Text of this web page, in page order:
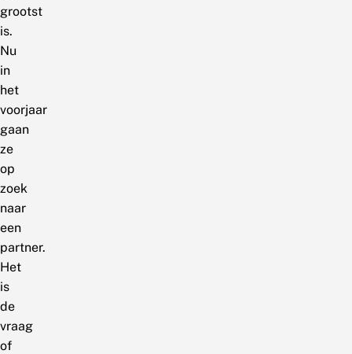
grootst
is.
Nu
in
het
voorjaar
gaan
ze
op
zoek
naar
een
partner.
Het
is
de
vraag
of